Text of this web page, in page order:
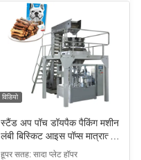
विडियो
स्टैंड अप पॉच डॉयपैक पैकिंग मशीन
लंबी बिस्किट आइस पॉप्स मात्रात्मक
तौल और पैकेजिंग लाइन
हूपर सतह: सादा प्लेट हॉपर